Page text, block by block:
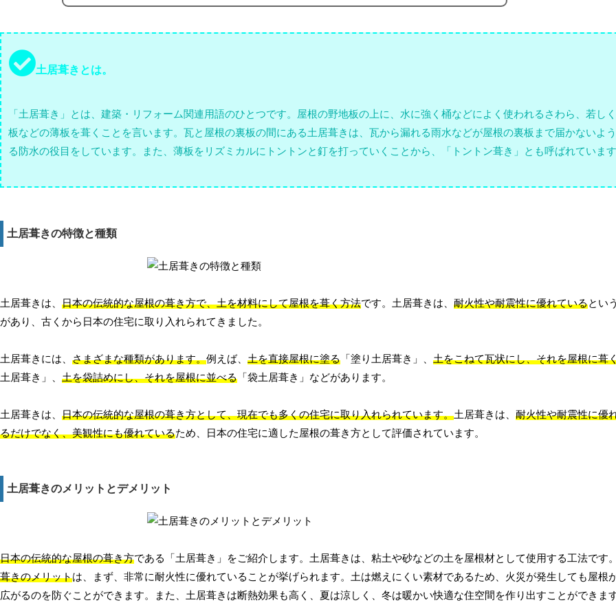
土居葺きとは。
「土居葺き」とは、建築・リフォーム関連用語のひとつです。屋根の野地板の上に、水に強く桶などによく使われるさわら、若し
板などの薄板を葺くことを言います。瓦と屋根の裏板の間にある土居葺きは、瓦から漏れる雨水などが屋根の裏板まで届かないよ
る防水の役目をしています。また、薄板をリズミカルにトントンと釘を打っていくことから、「トントン葺き」とも呼ばれています
土居葺きの特徴と種類
土居葺きは、 日本の伝統的な屋根の葺き方で、土を材料にして屋根を葺く方法です。土居葺きは、 耐火性や耐震性に優れているとい
があり、古くから日本の住宅に取り入れられてきました。
土居葺きには、 さまざまな種類があります。例えば、 土を直接屋根に塗る 「塗り土居葺き」、 土をこねて瓦状にし、それを屋根に葺
土居葺き」、 土を袋詰めにし、それを屋根に並べる 「袋土居葺き」などがあります。
土居葺きは、 日本の伝統的な屋根の葺き方として、現在でも多くの住宅に取り入れられています。土居葺きは、 耐火性や耐震性に優
るだけでなく、美観性にも優れているため、日本の住宅に適した屋根の葺き方として評価されています。
土居葺きのメリットとデメリット
日本の伝統的な屋根の葺き方である「土居葺き」をご紹介します。土居葺きは、粘土や砂などの土を屋根材として使用する工法です。
葺きのメリットは、まず、非常に耐火性に優れていることが挙げられます。土は燃えにくい素材であるため、火災が発生しても屋根
広がるのを防ぐことができます。また、土居葺きは断熱効果も高く、夏は涼しく、冬は暖かい快適な住空間を作り出すことができま